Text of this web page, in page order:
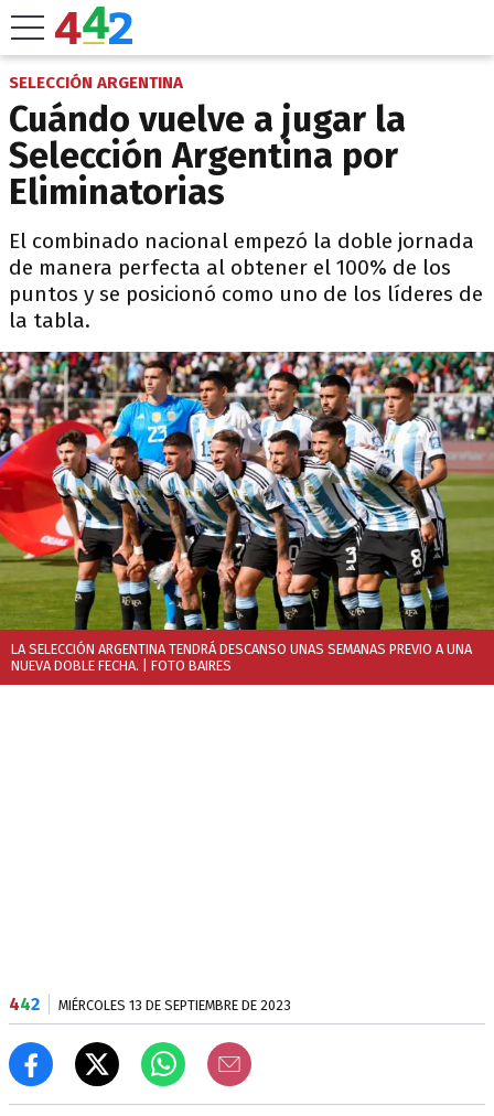
SELECCIÓN ARGENTINA
Cuándo vuelve a jugar la
Selección Argentina por
Eliminatorias
El combinado nacional empezó la doble jornada
de manera perfecta al obtener el 100% de los
puntos y se posicionó como uno de los líderes de
la tabla.
LA SELECCIÓN ARGENTINA TENDRÁ DESCANSO UNAS SEMANAS PREVIO A UNA
NUEVA DOBLE FECHA. | FOTO BAIRES
442 MIÉRCOLES 13 DE SEPTIEMBRE DE 2023